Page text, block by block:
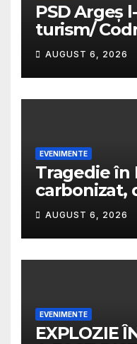
PSD Argeș
turism/
sunt niște
fi plătit cu
Predescu
PSD va
AUGUST 6, 2026
EVENIMENTE
Tragedie în
carbonizat,
casă
AUGUST 6, 2026
EVENIMENTE
EXPLOZIE